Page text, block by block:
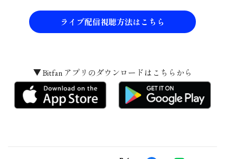
ライブ配信視聴方法はこちら
▼ Bitfan アプリのダウンロードはこちらから